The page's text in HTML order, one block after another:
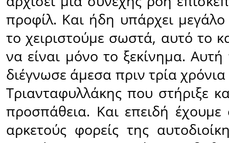
προφίλ. Και ήδη υπάρχει
το χειριστούμε σωστά, αυτό το
να είναι µόνο το ξεκίνημα.
διέγνωσε άμεσα πριν τρία
Τριανταφυλλάκης που στήριξε
προσπάθεια. Και επειδή έχουμε
αρκετούς φορείς της